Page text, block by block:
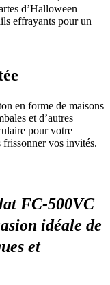
d’Halloween
effrayants pour un
en forme de maisons
et d’autres
pour votre
vos invités.
FC-500VC
idéale de
et